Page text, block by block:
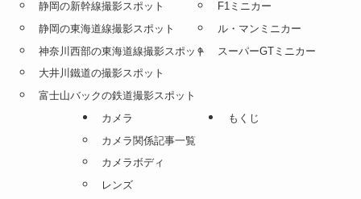
静岡の新幹線撮影スポット
静岡の東海道線撮影スポット
神奈川西部の東海道線撮影スポット
大井川鐵道の撮影スポット
富士山バックの鉄道撮影スポット
F1ミニカー
ル・マンミニカー
スーパーGTミニカー
カメラ
カメラ関係記事一覧
カメラボディ
レンズ
もくじ